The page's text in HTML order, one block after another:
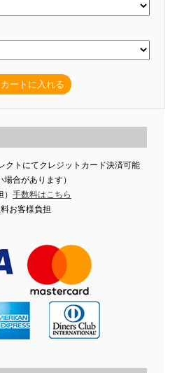
カートに入れる
クトにてクレジットカード決済可能
合があります）
手数料はこちら
お客様負担